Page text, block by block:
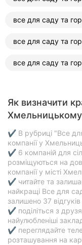
все для саду та
все для саду та
все для саду та
Як визначити
✔ В рубриці "Все для
компанії у
✔ 6 компаній для
розміщуються на
компанії у місті
✔ читайте та
найкращі Все для
залишено 37
✔ поділіться з
найулюбленіші
✔ переглядайте
розташування на